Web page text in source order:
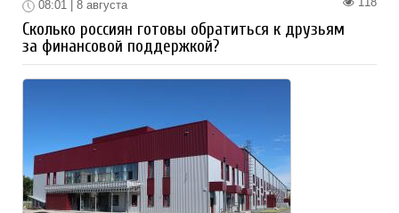
08:01 | 8 августа
Сколько россиян готовы обратиться к друзьям
за финансовой поддержкой?